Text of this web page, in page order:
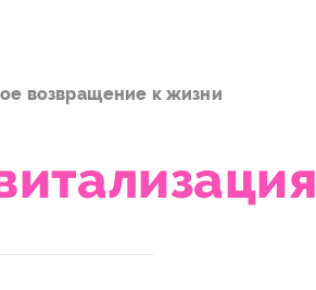
возвращение к жизни